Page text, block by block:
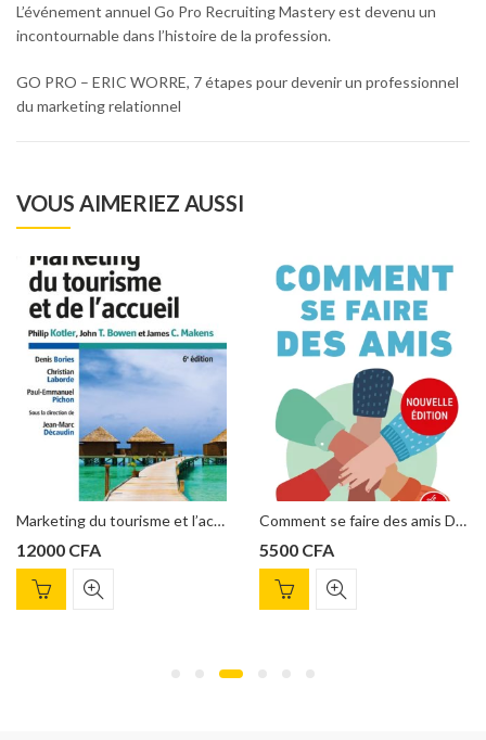
L’événement annuel Go Pro Recruiting Mastery est devenu un
incontournable dans l’histoire de la profession.
GO PRO – ERIC WORRE, 7 étapes pour devenir un professionnel
du marketing relationnel
VOUS AIMERIEZ AUSSI
Marketing du tourisme et l’accueil Philip Kotler, John T.Bowen
12000 CFA
Comment se faire des amis Dale Carnegie
5500 CFA